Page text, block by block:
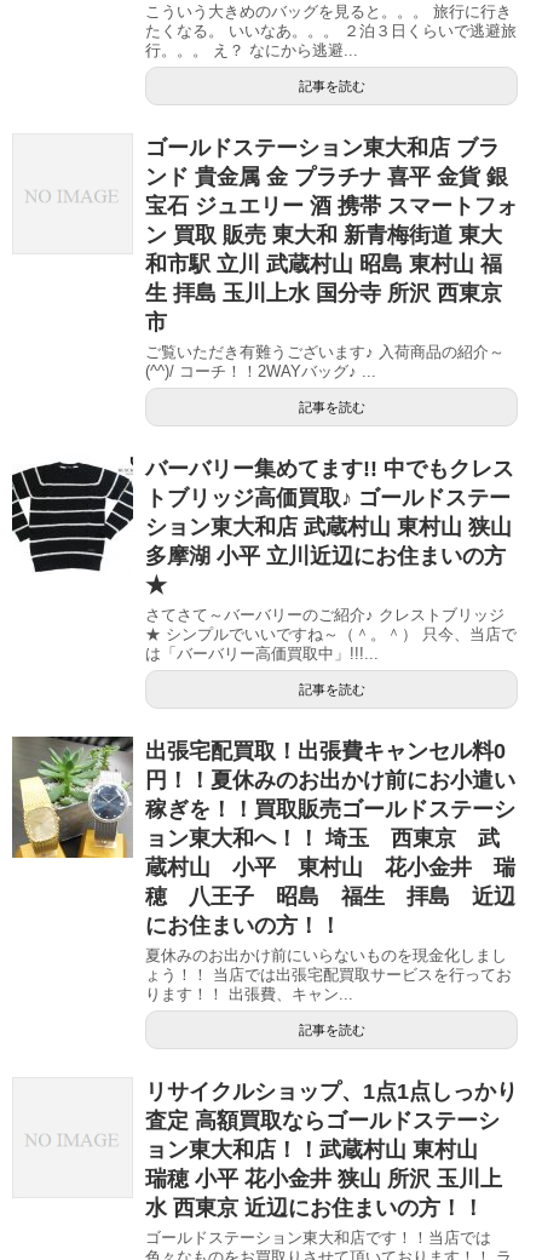
こういう大きめのバッグを見ると。。。 旅行に行き
たくなる。 いいなあ。。。 ２泊３日くらいで逃避旅
行。。。 え？ なにから逃避...
記事を読む
ゴールドステーション東大和店 ブラ
ンド 貴金属 金 プラチナ 喜平 金貨 銀
宝石 ジュエリー 酒 携帯 スマートフォ
ン 買取 販売 東大和 新青梅街道 東大
和市駅 立川 武蔵村山 昭島 東村山 福
生 拝島 玉川上水 国分寺 所沢 西東京
市
ご覧いただき有難うございます♪ 入荷商品の紹介～
(^^)/ コーチ！！2WAYバッグ♪ ...
記事を読む
バーバリー集めてます!! 中でもクレス
トブリッジ高価買取♪ ゴールドステー
ション東大和店 武蔵村山 東村山 狭山
多摩湖 小平 立川近辺にお住まいの方
★
さてさて～バーバリーのご紹介♪ クレストブリッジ
★ シンプルでいいですね～（＾。＾） 只今、当店で
は「バーバリー高価買取中」!!!...
記事を読む
出張宅配買取！出張費キャンセル料0
円！！夏休みのお出かけ前にお小遣い
稼ぎを！！買取販売ゴールドステーシ
ョン東大和へ！！ 埼玉 西東京 武
蔵村山 小平 東村山 花小金井 瑞
穂 八王子 昭島 福生 拝島 近辺
にお住まいの方！！
夏休みのお出かけ前にいらないものを現金化しまし
ょう！！ 当店では出張宅配買取サービスを行ってお
ります！！ 出張費、キャン...
記事を読む
リサイクルショップ、1点1点しっかり
査定 高額買取ならゴールドステーシ
ョン東大和店！！武蔵村山 東村山
瑞穂 小平 花小金井 狭山 所沢 玉川上
水 西東京 近辺にお住まいの方！！
ゴールドステーション東大和店です！！当店では